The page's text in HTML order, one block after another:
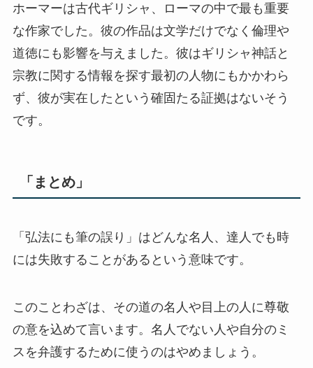
ホーマーは古代ギリシャ、ローマの中で最も重要
な作家でした。彼の作品は文学だけでなく倫理や
道徳にも影響を与えました。彼はギリシャ神話と
宗教に関する情報を探す最初の人物にもかかわら
ず、彼が実在したという確固たる証拠はないそう
です。
「まとめ」
「弘法にも筆の誤り」はどんな名人、達人でも時
には失敗することがあるという意味です。
このことわざは、その道の名人や目上の人に尊敬
の意を込めて言います。名人でない人や自分のミ
スを弁護するために使うのはやめましょう。